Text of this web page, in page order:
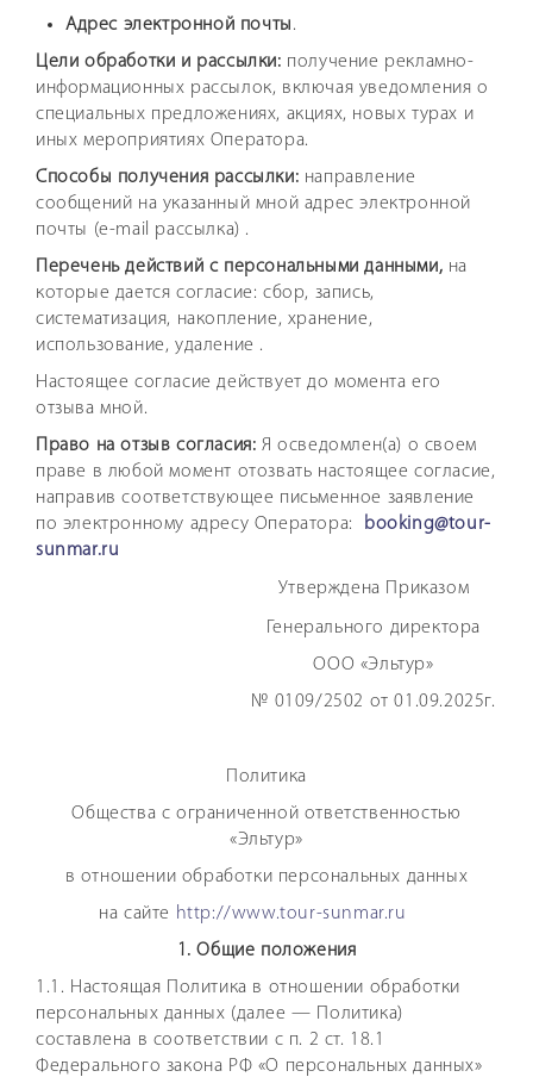
Адрес электронной почты.
Цели обработки и рассылки: получение рекламно-
информационных рассылок, включая уведомления о
специальных предложениях, акциях, новых турах и
иных мероприятиях Оператора.
Способы получения рассылки: направление
сообщений на указанный мной адрес электронной
почты (e-mail рассылка) .
Перечень действий с персональными данными, на
которые дается согласие: сбор, запись,
систематизация, накопление, хранение,
использование, удаление .
Настоящее согласие действует до момента его
отзыва мной.
Право на отзыв согласия: Я осведомлен(а) о своем
праве в любой момент отозвать настоящее согласие,
направив соответствующее письменное заявление
по электронному адресу Оператора:
booking@tour-
sunmar.ru
Утверждена Приказом
Генерального директора
ООО «Эльтур»
№ 0109/2502 от 01.09.2025г.
Политика
Общества с ограниченной ответственностью
«Эльтур»
в отношении обработки персональных данных
на сайте http://www.tour-sunmar.ru
1. Общие положения
1.1. Настоящая Политика в отношении обработки
персональных данных (далее — Политика)
составлена в соответствии с п. 2 ст. 18.1
Федерального закона РФ «О персональных данных»